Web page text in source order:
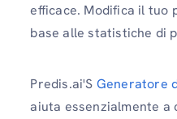
efficace. Modifica il tuo
base alle statistiche di
Predis.ai'S Generatore
aiuta essenzialmente a